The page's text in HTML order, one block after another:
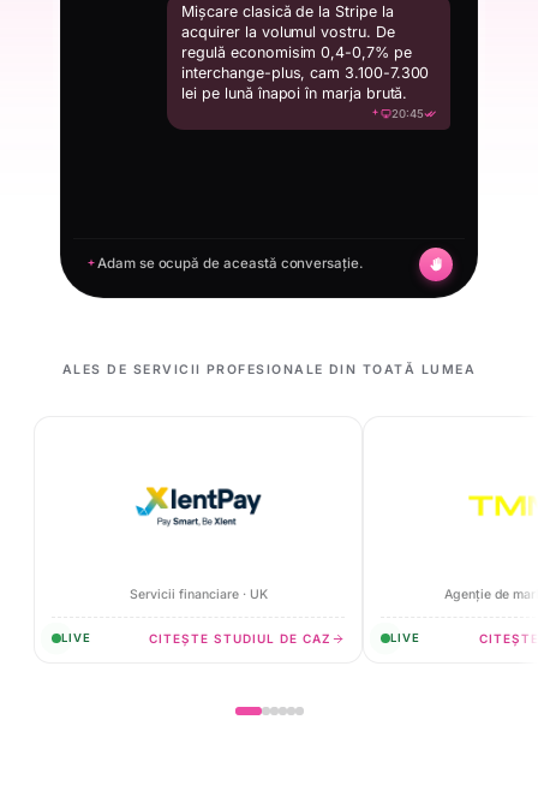
Mișcare clasică de la Stripe la
acquirer la volumul vostru. De
regulă economisim 0,4-0,7% pe
interchange-plus, cam 3.100-7.300
lei pe lună înapoi în marja brută.
20:45
Adam se ocupă de această conversație.
ALES DE SERVICII PROFESIONALE DIN TOATĂ LUMEA
Servicii financiare · UK
LIVE CITEȘTE STUDIUL DE CAZ
Agenție de
LIVE